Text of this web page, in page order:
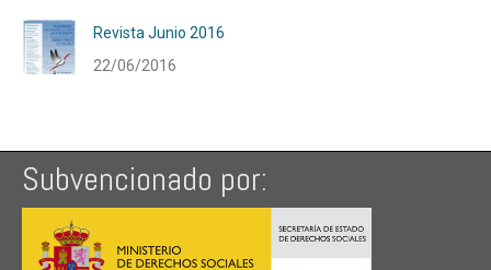
Revista Junio 2016
22/06/2016
Subvencionado por: